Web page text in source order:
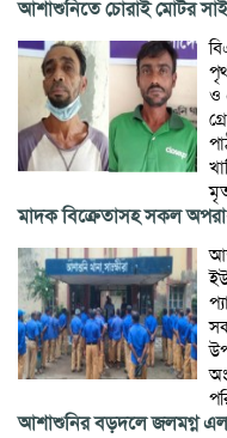
আশাশুনিতে চোরাই মোটর
ও
মাদক বিক্রেতাসহ সকল
আশাশুনির বড়দলে জলমগ্ন